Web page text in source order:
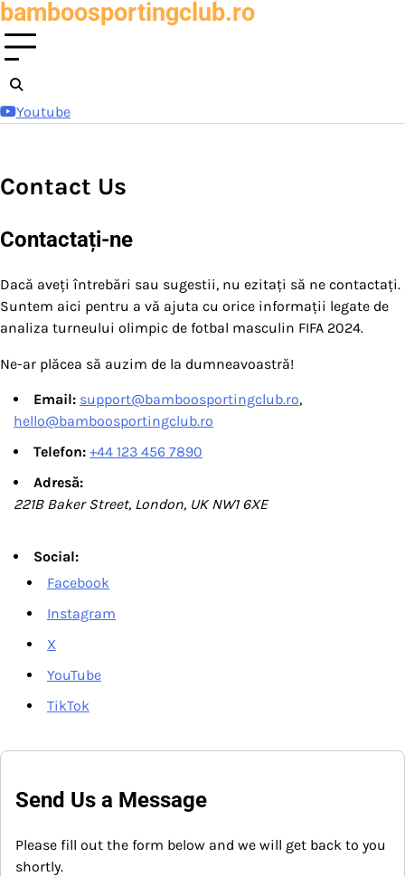
Skip
to
content
bamboosportingclub.ro
Youtube
Contact Us
Contactați-ne
Dacă aveți întrebări sau sugestii, nu ezitați să ne contactați.
Suntem aici pentru a vă ajuta cu orice informații legate de
analiza turneului olimpic de fotbal masculin FIFA 2024.
Ne-ar plăcea să auzim de la dumneavoastră!
Email: support@bamboosportingclub.ro,
hello@bamboosportingclub.ro
Telefon: +44 123 456 7890
Adresă:
221B Baker Street, London, UK NW1 6XE
Social:
Facebook
Instagram
X
YouTube
TikTok
Send Us a Message
Please fill out the form below and we will get back to you
shortly.